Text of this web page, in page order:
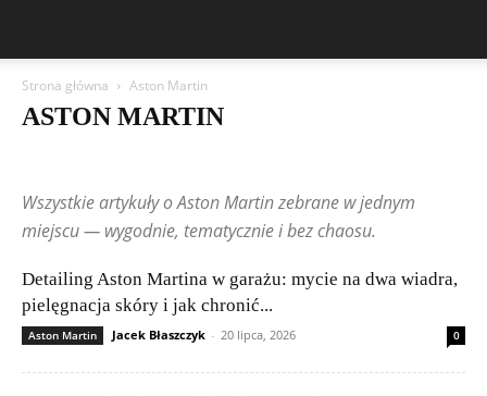
Strona główna Aston Martin
ASTON MARTIN
Honda
Hyundai Jeep Kia Lamborghini Lexus
Maserati
Mazda
Mercedes-Benz Mitsubishi Nissan
Peugeot
Porsche
Renault Rolls-Royce
Volkswagen (VW) Wpisy czytelników
Wszystkie artykuły o Aston Martin zebrane w jednym
miejscu — wygodnie, tematycznie i bez chaosu.
Detailing Aston Martina w garażu: mycie na dwa wiadra,
pielęgnacja skóry i jak chronić...
Aston Martin Jacek Błaszczyk - 20 lipca, 2026 0